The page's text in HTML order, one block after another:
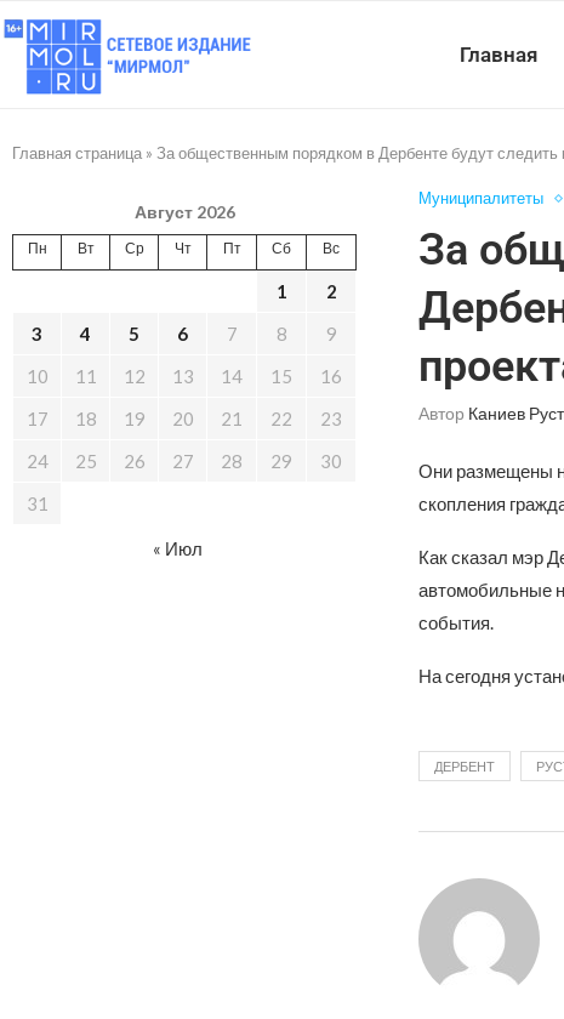
Главная
Главная страница » За общественным порядком в Дербенте будут следить
Муниципалитеты
За
Автор Каниев
Они размещены
скопления
Как сказал мэр
автомобильные
события.
На сегодня
ДЕРБЕНТ
Август 2026
Пн Вт Ср Чт Пт Сб Вс
1
2
3
4 5 6 7 8
9
10
11 12 13 14 15
16
17
18 19 20 21 22
23
24
25 26 27 28 29
30
31
« Июл